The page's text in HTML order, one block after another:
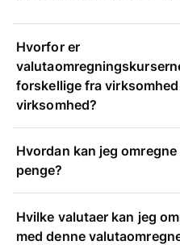
Hvorfor er
forskellige fra
virksomhed?
Hvordan kan jeg omregne
penge?
Hvilke valutaer kan jeg
med denne